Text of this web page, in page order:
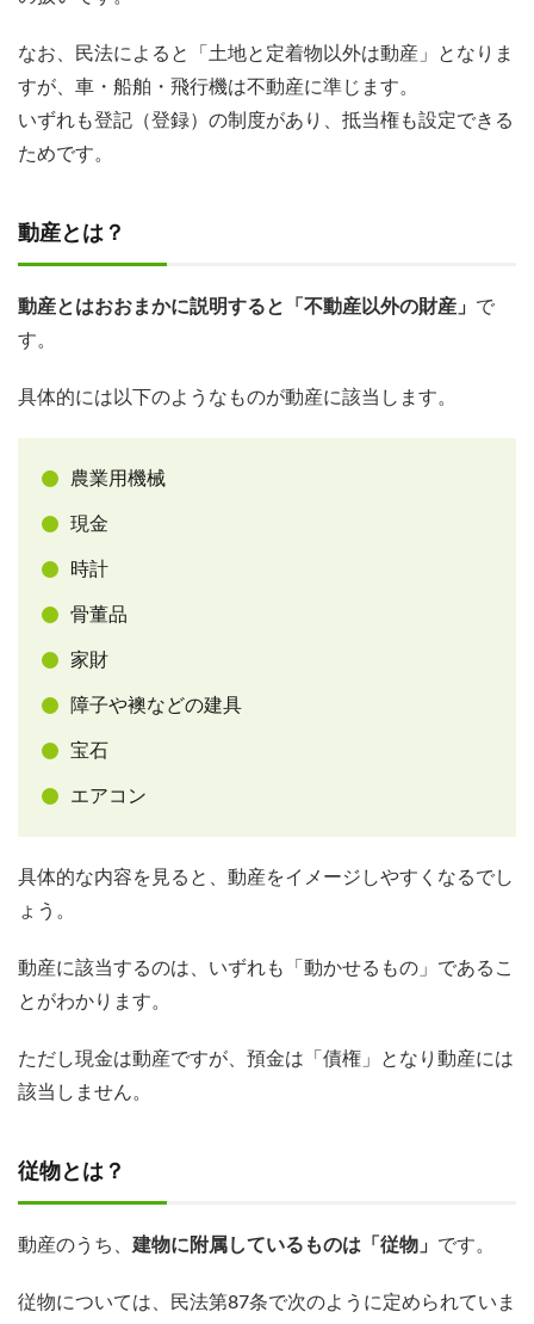
なお、民法によると「土地と定着物以外は動産」となりま
すが、車・船舶・飛行機は不動産に準じます。
いずれも登記（登録）の制度があり、抵当権も設定できる
ためです。
動産とは？
動産とはおおまかに説明すると「不動産以外の財産」 で
す。
具体的には以下のようなものが動産に該当します。
農業用機械
現金
時計
骨董品
家財
障子や襖などの建具
宝石
エアコン
具体的な内容を見ると、動産をイメージしやすくなるでし
ょう。
動産に該当するのは、いずれも「動かせるもの」であるこ
とがわかります。
ただし現金は動産ですが、預金は「債権」となり動産には
該当しません。
従物とは？
動産のうち、 建物に附属しているものは「従物」 です。
従物については、民法第87条で次のように定められていま